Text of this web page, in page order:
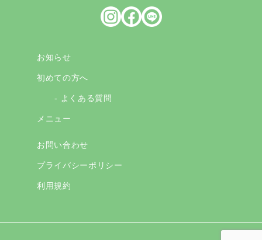
お知らせ
初めての方へ
- よくある質問
メニュー
お問い合わせ
プライバシーポリシー
利用規約